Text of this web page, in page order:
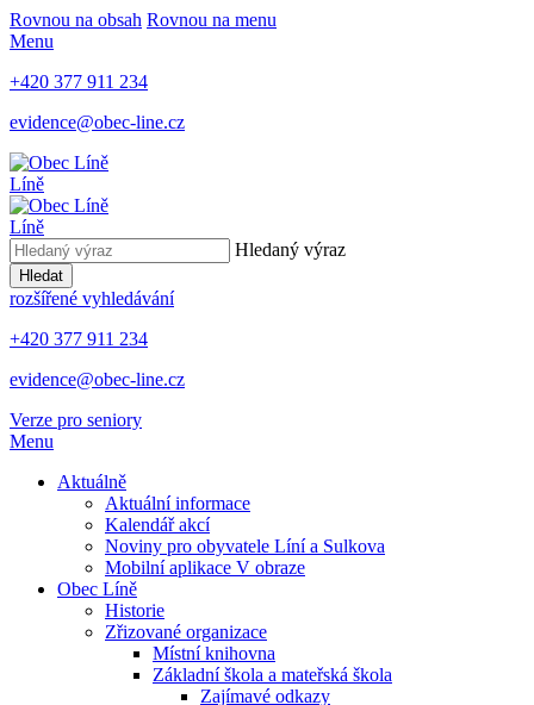
Rovnou na obsah Rovnou na menu
Menu
+420 377 911 234
evidence@obec-line.cz
Líně
Líně
Hledaný výraz
Hledat
rozšířené vyhledávání
+420 377 911 234
evidence@obec-line.cz
Verze pro seniory
Menu
Aktuálně
Aktuální informace
Kalendář akcí
Noviny pro obyvatele Líní a Sulkova
Mobilní aplikace V obraze
Obec Líně
Historie
Zřizované organizace
Místní knihovna
Základní škola a mateřská škola
Zajímavé odkazy